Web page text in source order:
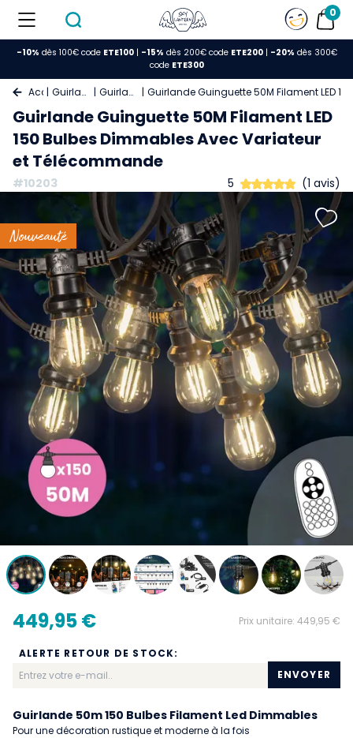
0
-10% dès 100€ code ETE100| -15% dès 200€ code ETE200| -20% dès 300€
code ETE300
Accueil Guirlande Lumineuse Guirlande Guinguette Guirlande Guinguette 50M Filament LED
Guirlande Guinguette 50M Filament LED
150 Bulbes Dimmables Avec Variateur
et Télécommande
#10203 5 (1 avis)
Nouveauté
449,95 € Prix unitaire: 449,95 €
ALERTE RETOUR DE STOCK:
ENVOYER
Guirlande 50m 150 Bulbes Filament Led Dimmables
Pour une décoration rustique et moderne à la fois